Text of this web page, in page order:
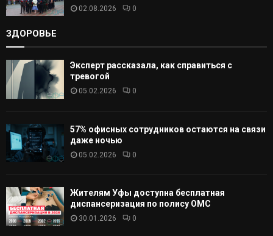
02.08.2026 0
ЗДОРОВЬЕ
Эксперт рассказала, как справиться с
тревогой
05.02.2026 0
57% офисных сотрудников остаются на связи
даже ночью
05.02.2026 0
Жителям Уфы доступна бесплатная
диспансеризация по полису ОМС
30.01.2026 0